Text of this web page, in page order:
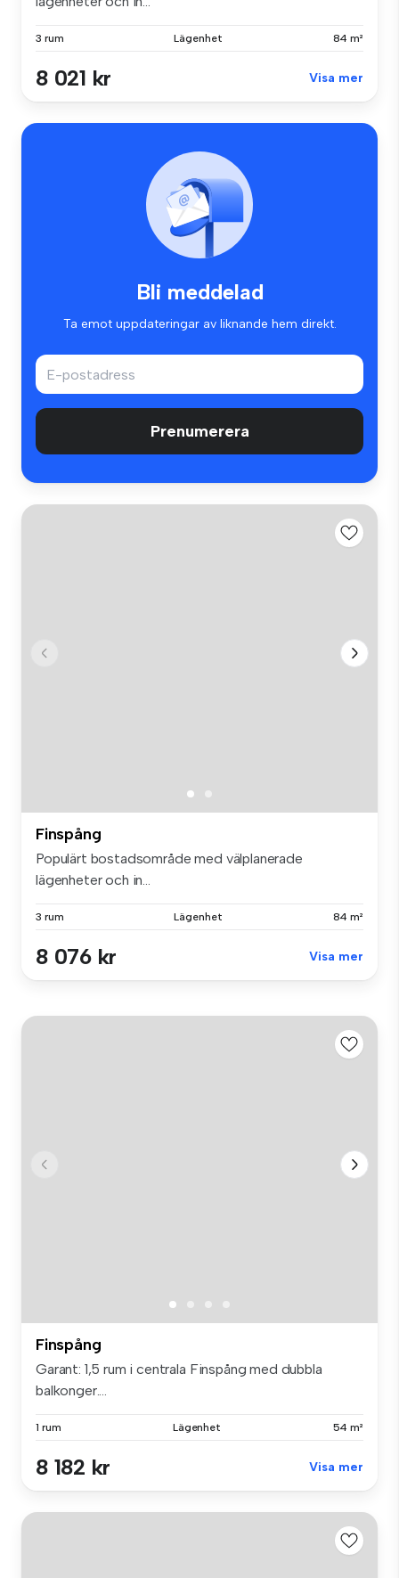
3 rum Lägenhet 84 m²
8 021 kr Visa mer
Bli meddelad
Ta emot uppdateringar av liknande hem direkt.
Prenumerera
Finspång
Populärt bostadsområde med välplanerade
lägenheter och in...
3 rum Lägenhet 84 m²
8 076 kr Visa mer
Finspång
Garant: 1,5 rum i centrala Finspång med dubbla
balkonger....
1 rum Lägenhet 54 m²
8 182 kr Visa mer